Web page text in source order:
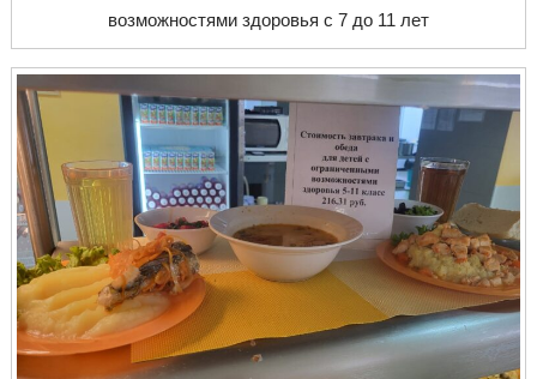
возможностями здоровья с 7 до 11 лет